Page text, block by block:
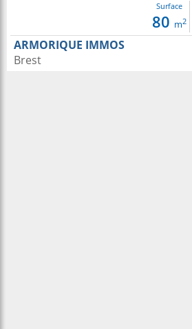
Surface
80 m2
ARMORIQUE IMMOS
Brest